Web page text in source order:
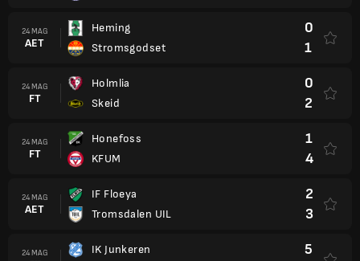
24 MAG
AET
Heming
Stromsgodset
0
1
24 MAG
FT
Holmlia
Skeid
0
2
24 MAG
FT
Honefoss
KFUM
1
4
24 MAG
AET
IF Floeya
Tromsdalen UIL
2
3
24 MAG
IK Junkeren
5